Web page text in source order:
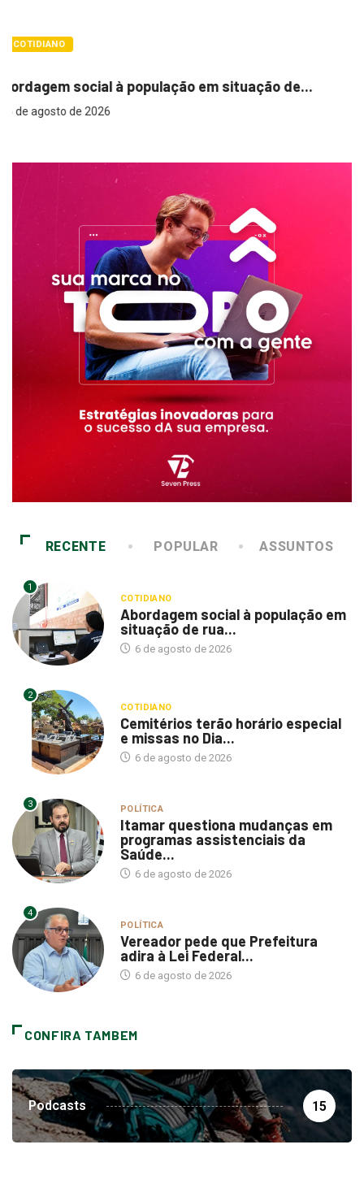
de... 6 de agosto de 2026
RECENTE POPULAR ASSUNTOS
1
COTIDIANO
Abordagem social à população em
situação de rua...
6 de agosto de 2026
2
COTIDIANO
Cemitérios terão horário especial
e missas no Dia...
6 de agosto de 2026
3 POLÍTICA
Itamar questiona mudanças em
programas assistenciais da
Saúde...
6 de agosto de 2026
4
POLÍTICA
Vereador pede que Prefeitura
adira à Lei Federal...
6 de agosto de 2026
CONFIRA TAMBEM
Podcasts 15